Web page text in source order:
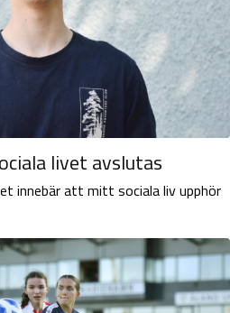
livet avslutas
innebär att mitt sociala liv upphör